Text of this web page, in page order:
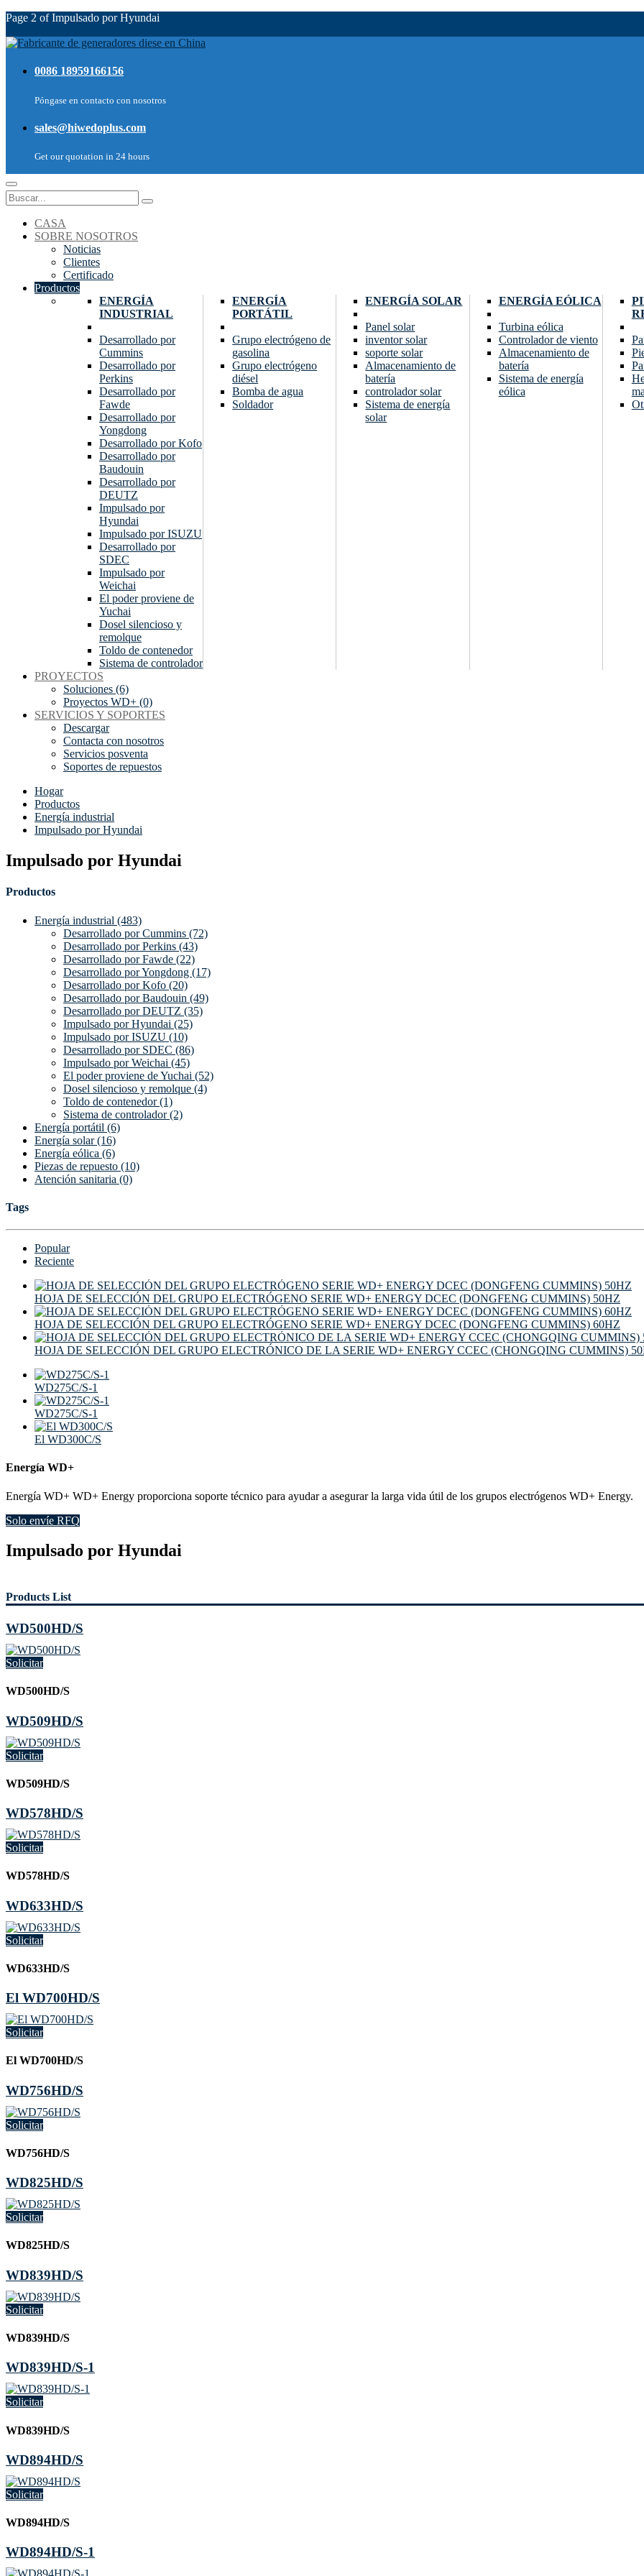
Page 2 of Impulsado por Hyundai
0086 18959166156
Póngase en contacto con nosotros
sales@hiwedoplus.com
Get our quotation in 24 hours
CASA
SOBRE NOSOTROS
Noticias
Clientes
Certificado
Productos
ENERGÍA
INDUSTRIAL
Desarrollado por
Cummins
Desarrollado por
Perkins
Desarrollado por
Fawde
Desarrollado por
Yongdong
Desarrollado por Kofo
Desarrollado por
Baudouin
Desarrollado por
DEUTZ
Impulsado por
Hyundai
Impulsado por ISUZU
Desarrollado por
SDEC
Impulsado por
Weichai
El poder proviene de
Yuchai
Dosel silencioso y
remolque
Toldo de contenedor
Sistema de controlador
ENERGÍA
PORTÁTIL
Grupo electrógeno de
gasolina
Grupo electrógeno
diésel
Bomba de agua
Soldador
ENERGÍA SOLAR
Panel solar
inventor solar
soporte solar
Almacenamiento de
batería
controlador solar
Sistema de energía
solar
ENERGÍA EÓLICA
Turbina eólica
Controlador de viento
Almacenamiento de
batería
Sistema de energía
eólica
PROYECTOS
Soluciones (6)
Proyectos WD+ (0)
SERVICIOS Y SOPORTES
Descargar
Contacta con nosotros
Servicios posventa
Soportes de repuestos
Hogar
Productos
Energía industrial
Impulsado por Hyundai
Impulsado por Hyundai
Productos
Energía industrial (483)
Desarrollado por Cummins (72)
Desarrollado por Perkins (43)
Desarrollado por Fawde (22)
Desarrollado por Yongdong (17)
Desarrollado por Kofo (20)
Desarrollado por Baudouin (49)
Desarrollado por DEUTZ (35)
Impulsado por Hyundai (25)
Impulsado por ISUZU (10)
Desarrollado por SDEC (86)
Impulsado por Weichai (45)
El poder proviene de Yuchai (52)
Dosel silencioso y remolque (4)
Toldo de contenedor (1)
Sistema de controlador (2)
Energía portátil (6)
Energía solar (16)
Energía eólica (6)
Piezas de repuesto (10)
Atención sanitaria (0)
Tags
Popular
Reciente
HOJA DE SELECCIÓN DEL GRUPO ELECTRÓGENO SERIE WD+ ENERGY DCEC (DONGFENG CUMMINS) 50HZ
HOJA DE SELECCIÓN DEL GRUPO ELECTRÓGENO SERIE WD+ ENERGY DCEC (DONGFENG CUMMINS) 60HZ
HOJA DE SELECCIÓN DEL GRUPO ELECTRÓNICO DE LA SERIE WD+ ENERGY CCEC (CHONGQING CUMMINS)
WD275C/S-1
WD275C/S-1
El WD300C/S
Energía WD+
Energía WD+ WD+ Energy proporciona soporte técnico para ayudar a asegurar la larga vida útil de los grupos electrógenos WD+ Energy.
Solo envíe RFQ
Impulsado por Hyundai
Products List
WD500HD/S
Solicitar
WD500HD/S
WD509HD/S
Solicitar
WD509HD/S
WD578HD/S
Solicitar
WD578HD/S
WD633HD/S
Solicitar
WD633HD/S
El WD700HD/S
Solicitar
El WD700HD/S
WD756HD/S
Solicitar
WD756HD/S
WD825HD/S
Solicitar
WD825HD/S
WD839HD/S
Solicitar
WD839HD/S
WD839HD/S-1
Solicitar
WD839HD/S
WD894HD/S
Solicitar
WD894HD/S
WD894HD/S-1